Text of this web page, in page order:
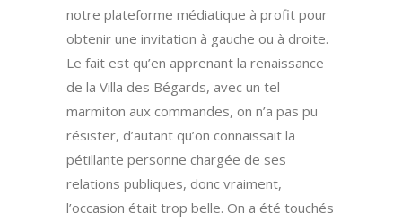
notre plateforme médiatique à profit pour
obtenir une invitation à gauche ou à droite.
Le fait est qu’en apprenant la renaissance
de la Villa des Bégards, avec un tel
marmiton aux commandes, on n’a pas pu
résister, d’autant qu’on connaissait la
pétillante personne chargée de ses
relations publiques, donc vraiment,
l’occasion était trop belle. On a été touchés